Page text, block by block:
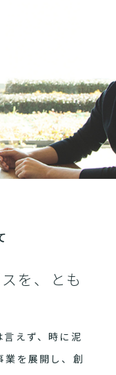
を、とも
言えず、時に泥
業を展開し、創